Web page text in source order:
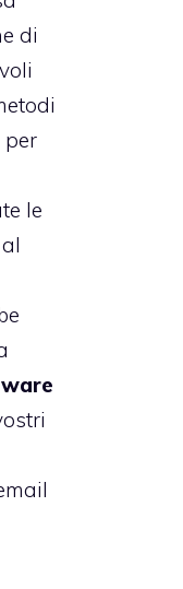
di
per
le